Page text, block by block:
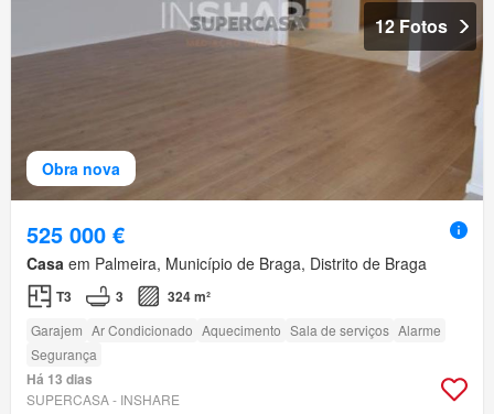
Obra nova
12 Fotos
525 000 €
Casa em Palmeira, Município de Braga, Distrito de Braga
T3 3 324 m²
Garajem Ar Condicionado Aquecimento Sala de serviços Alarme
Segurança
Há 13 dias
SUPERCASA - INSHARE